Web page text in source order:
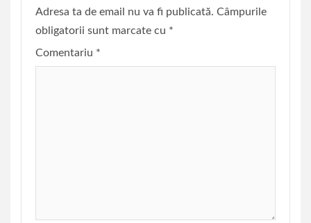
Adresa ta de email nu va fi publicată. Câmpurile
obligatorii sunt marcate cu *
Comentariu *